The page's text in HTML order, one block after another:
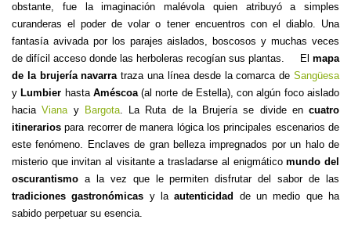
obstante, fue la imaginación malévola quien atribuyó a simples
curanderas el poder de volar o tener encuentros con el diablo. Una
fantasía avivada por los parajes aislados, boscosos y muchas veces
de difícil acceso donde las herboleras recogían sus plantas. El mapa
de la brujería navarratraza una línea desde la comarca deSangüesa
y Lumbier hasta Améscoa(al norte de Estella), con algún foco aislado
haciaVianay Bargota. La Ruta de la Brujería se divide en cuatro
itinerarios para recorrer de manera lógica los principales escenarios de
este fenómeno. Enclaves de gran belleza impregnados por un halo de
misterio que invitan al visitante a trasladarse al enigmáticomundo del
oscurantismo a la vez que le permiten disfrutar del sabor de las
tradiciones gastronómicas y laautenticidad
de un medio que ha
sabido perpetuar su esencia.